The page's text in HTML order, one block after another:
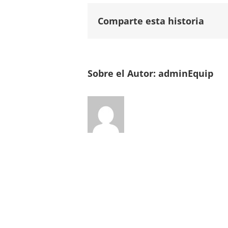
Comparte esta historia
Sobre el Autor: adminEquip